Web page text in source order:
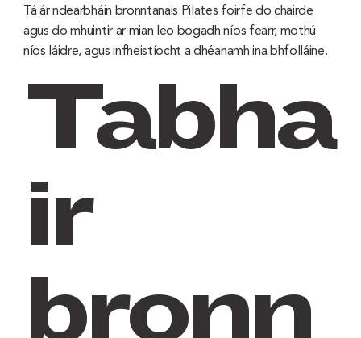
Tá ár ndearbháin bronntanais Pilates foirfe do chairde
agus do mhuintir ar mian leo bogadh níos fearr, mothú
níos láidre, agus infheistíocht a dhéanamh ina bhfolláine.
Tabha
ir
bronn